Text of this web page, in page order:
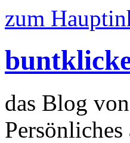
zum
das Blog